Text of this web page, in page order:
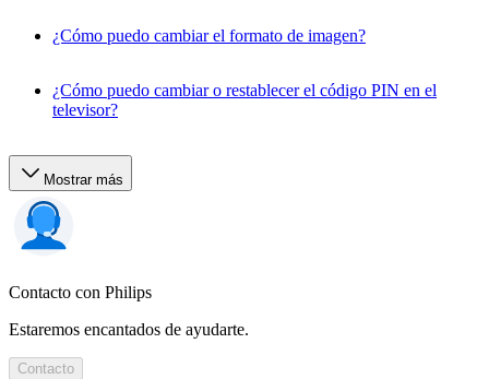
¿Cómo puedo cambiar el formato de imagen?
¿Cómo puedo cambiar o restablecer el código PIN en el
televisor?
Mostrar más
Contacto con Philips
Estaremos encantados de ayudarte.
Contacto